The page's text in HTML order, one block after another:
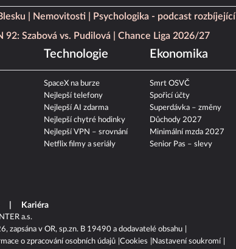
Nemovitosti
Psychologika - podcast rozbíjející
92: Szabová vs. Pudilová Chance Liga 2026/27
Technologie
SpaceX na burze
Nejlepší telefony
Nejlepší AI zdarma
Nejlepší chytré hodinky
Nejlepší VPN – srovnání
Netflix filmy a seriály
Ekonomika
Smrt OSVČ
Spořicí účty
Superdávka – změny
Důchody 2027
Minimální mzda 2027
Senior Pas – slevy
Kariéra
a.s.
v OR, sp.zn. B 19490 a dodavatelé obsahu
o zpracování osobních údajů Cookies Nastavení soukromí